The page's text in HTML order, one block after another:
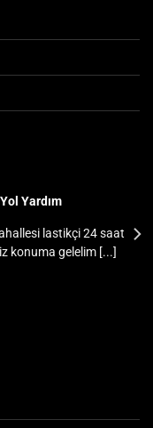
Yardım
lastikçi 24 saat
konuma gelelim [...]